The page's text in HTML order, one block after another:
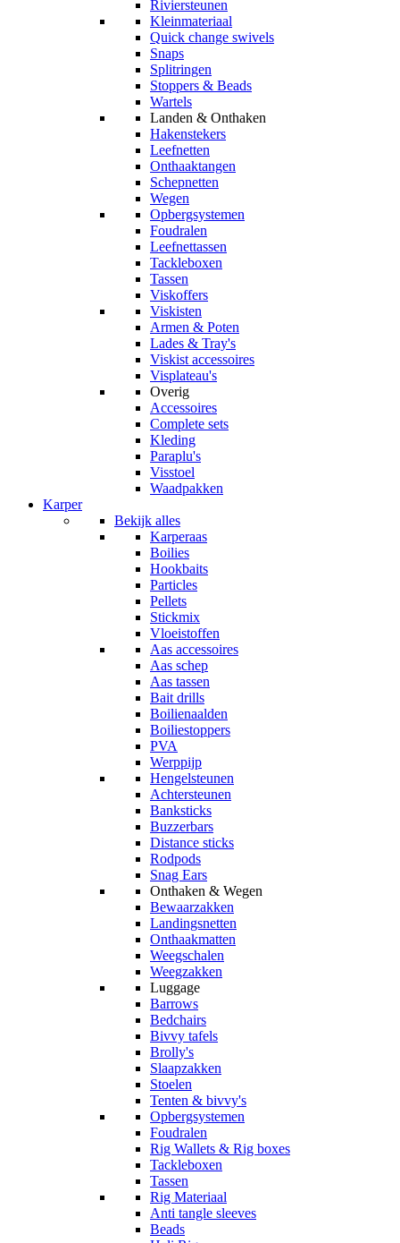
Riviersteunen
Kleinmateriaal
Quick change swivels
Snaps
Splitringen
Stoppers & Beads
Wartels
Landen & Onthaken
Hakenstekers
Leefnetten
Onthaaktangen
Schepnetten
Wegen
Opbergsystemen
Foudralen
Leefnettassen
Tackleboxen
Tassen
Viskoffers
Viskisten
Armen & Poten
Lades & Tray's
Viskist accessoires
Visplateau's
Overig
Accessoires
Complete sets
Kleding
Paraplu's
Visstoel
Waadpakken
Karper
Bekijk alles
Karperaas
Boilies
Hookbaits
Particles
Pellets
Stickmix
Vloeistoffen
Aas accessoires
Aas schep
Aas tassen
Bait drills
Boilienaalden
Boiliestoppers
PVA
Werppijp
Hengelsteunen
Achtersteunen
Banksticks
Buzzerbars
Distance sticks
Rodpods
Snag Ears
Onthaken & Wegen
Bewaarzakken
Landingsnetten
Onthaakmatten
Weegschalen
Weegzakken
Luggage
Barrows
Bedchairs
Bivvy tafels
Brolly's
Slaapzakken
Stoelen
Tenten & bivvy's
Opbergsystemen
Foudralen
Rig Wallets & Rig boxes
Tackleboxen
Tassen
Rig Materiaal
Anti tangle sleeves
Beads